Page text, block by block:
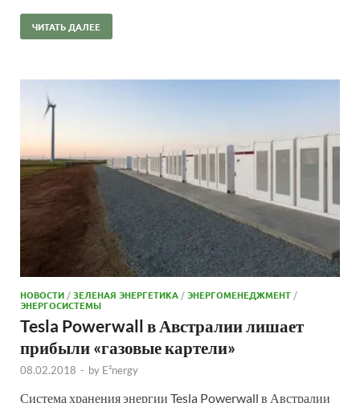
ЧИТАТЬ ДАЛЕЕ
НОВОСТИ /ЗЕЛЕНАЯ ЭНЕРГЕТИКА /ЭНЕРГОМЕНЕДЖМЕНТ /
ЭНЕРГОСИСТЕМЫ
Tesla Powerwall в Австралии лишает
прибыли «газовые картели»
08.02.2018 - by E²nergy
Система хранения энергии Tesla Powerwall в Австралии